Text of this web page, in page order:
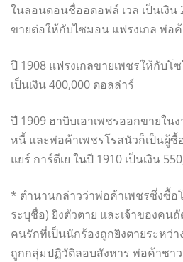
ในลอนดอนชื่ออดอฟล์ เวล เป็นเงิ
ขายต่อให้กับไซมอน แฟรงเกล พ่อ
ปี 1908 แฟรงเกลขายเพชรให้กับ
เป็นเงิน 400,000 ดอลล่าร์
ปี 1909 ฮาบิบเอาเพชรออกขายใน
หนี้ และพ่อค้าเพชรโรสนัวก็เป็นผู้
แยร์ การ์ตีเย ในปี 1910 เป็นเงิน
* ตำนานกล่าวว่าพ่อค้าเพชรซึ่งซื้อ
ระบุชื่อ) ยิงตัวตาย และเจ้าของคน
คนรักที่เป็นนักร้องถูกยิงตายระหว่า
ถูกกลุ่มปฏิวัติลอบสังหาร พ่อค้าชา